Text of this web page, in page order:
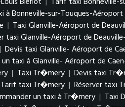
à Bonneville-sur-Touques-
| Taxi Glanville-Aéroport de
taxi Glanville-Aéroport de
| Devis taxi Glanville- Aéroport de
taxi à Glanville- Aéroport de
| Taxi Tr�mery | Devis taxi
Tarif taxi Tr�mery | Réserver taxi
un taxi à Tr�mery | Taxi